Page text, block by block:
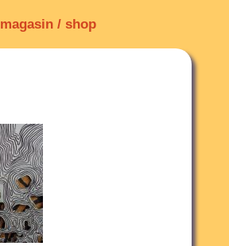
magasin / shop